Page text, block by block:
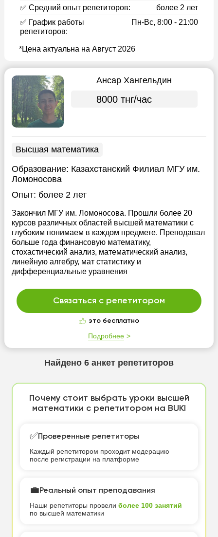
✅ Средний опыт репетиторов:
более 2 лет
✅ График работы
репетиторов:
Пн-Вс, 8:00 - 21:00
*Цена актуальна на Август 2026
Ансар Хангельдин
8000 тнг/час
Высшая математика
Образование: Казахстанский Филиал МГУ им.
Ломоносова
Опыт: более 2 лет
Закончил МГУ им. Ломоносова. Прошли более 20
курсов различных областей высшей математики с
глубоким понимаем в каждом предмете. Преподавал
больше года финансовую математику,
стохастический анализ, математический анализ,
линейную алгебру, мат статистику и
дифференциальные уравнения
Связаться с репетитором
это бесплатно
Подробнее
Найдено 6 анкет репетиторов
Почему стоит выбрать уроки высшей
математики с репетитором на BUKI
✅Проверенные репетиторы
Каждый репетитором проходит модерацию
после регистрации на платформе
💼Реальный опыт преподавания
Наши репетиторы провели более 100 занятий
по высшей математики